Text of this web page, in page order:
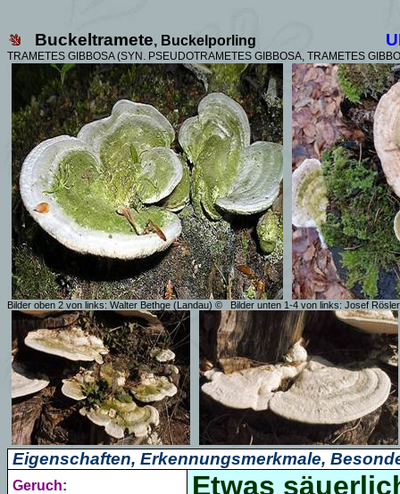
Buckeltramete, Buckelporling
TRAMETES GIBBOSA (SYN. PSEUDOTRAMETES GIBBOSA, TRAMETES
Bilder oben 2 von links: Walter Bethge (Landau) © Bilder unten 1-4 von links: Josef
Eigenschaften, Erkennungsmerkmale,
Geruch: Etwas